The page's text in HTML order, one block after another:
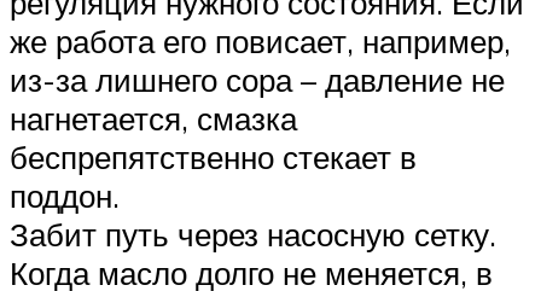
же работа его повисает, например,
из-за лишнего сора – давление не
нагнетается, смазка
беспрепятственно стекает в
поддон.
Забит путь через насосную сетку.
Когда масло долго не меняется, в